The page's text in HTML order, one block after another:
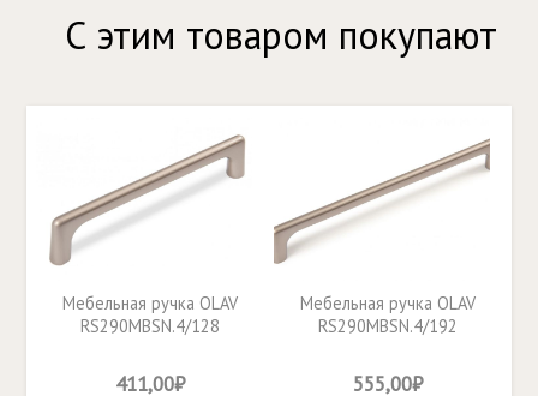
С этим товаром покупают
Мебельная ручка OLAV
RS290MBSN.4/128
411,00₽
Мебельная ручка OLAV
RS290MBSN.4/192
555,00₽